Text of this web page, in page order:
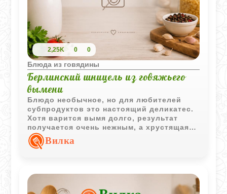
2,25K 0 0
Блюда из говядины
Берлинский шницель из говяжьего
вымени
Блюдо необычное, но для любителей
субпродуктов это настоящий деликатес.
Хотя варится вымя долго, результат
получается очень нежным, а хрустящая
панировка делает его похожим на
классический шницель. Это отличный
Вилка